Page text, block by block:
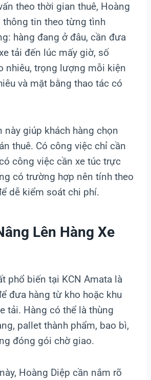
theo thời gian thuê, Hoàng
thông tin theo từng tình
hàng đang ở đâu, cần đưa
tải đến lúc mấy giờ, số
nhiêu, trọng lượng mỗi kiện
và mặt bằng thao tác có
này giúp khách hàng chọn
thuê. Có công việc chỉ cần
công việc cần xe túc trực
có trường hợp nên tính theo
dễ kiểm soát chi phí.
Lên Hàng Xe
phổ biến tại KCN Amata là
đưa hàng từ kho hoặc khu
tải. Hàng có thể là thùng
pallet thành phẩm, bao bì,
đóng gói chờ giao.
Hoàng Diệp cần nắm rõ